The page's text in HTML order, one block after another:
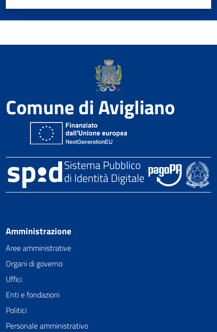
Valuta 5 stelle su 5
Valuta 4 stelle su 5
Valuta 3 stelle su 5
Valuta 2 stelle su 5
Valuta 1 stelle su 5
Comune di Avigliano
Amministrazione
Aree amministrative
Organi di governo
Uffici
Enti e fondazioni
Politici
Personale amministrativo